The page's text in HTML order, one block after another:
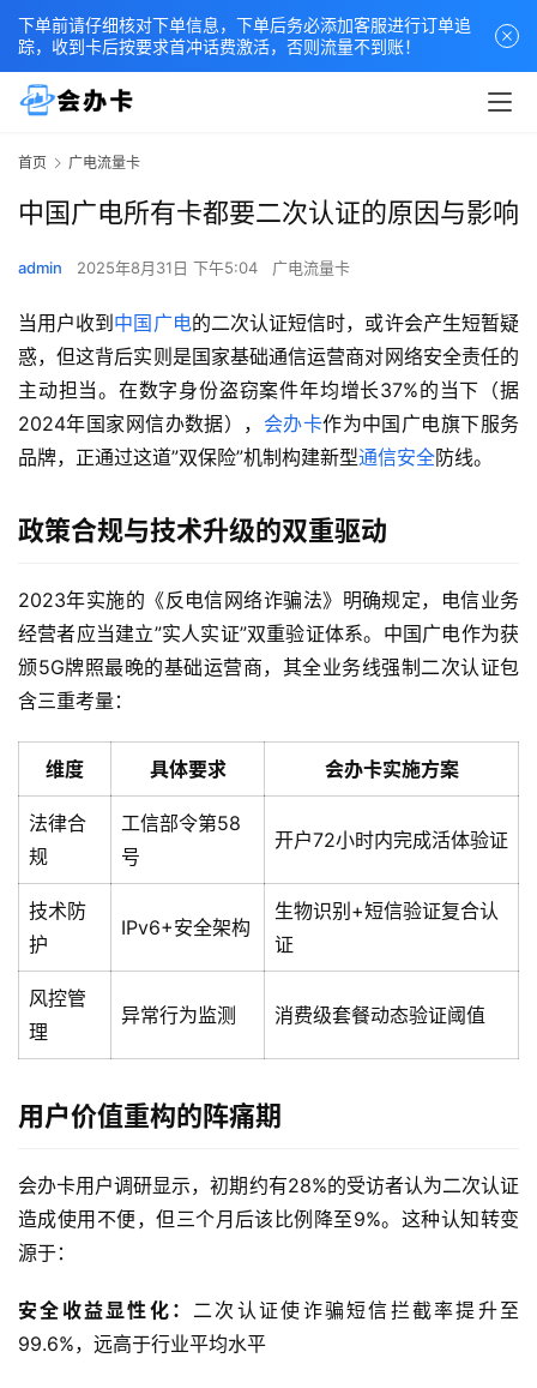
首页 广电流量卡
中国广电所有卡都要二次认证的原因与影响
admin 2025年8月31日 下午5:04 广电流量卡
当用户收到 中国广电的二次认证短信时，或许会产生短暂疑
惑，但这背后实则是国家基础通信运营商对网络安全责任的
主动担当。在数字身份盗窃案件年均增长37%的当下（据
2024年国家网信办数据）， 会办卡作为中国广电旗下服务
品牌，正通过这道”双保险”机制构建新型通信安全防线。
政策合规与技术升级的双重驱动
2023年实施的《反电信网络诈骗法》明确规定，电信业务
经营者应当建立”实人实证”双重验证体系。中国广电作为获
颁5G牌照最晚的基础运营商，其全业务线强制二次认证包
含三重考量：
维度 具体要求 会办卡实施方案
法律合
规
工信部令第58
号
开户72小时内完成活体验证
技术防
护
IPv6+安全架构
生物识别+短信验证复合认
证
风控管
理
异常行为监测 消费级套餐动态验证阈值
用户价值重构的阵痛期
会办卡用户调研显示，初期约有28%的受访者认为二次认证
造成使用不便，但三个月后该比例降至9%。这种认知转变
源于：
安全收益显性化： 二次认证使诈骗短信拦截率提升至
99.6%，远高于行业平均水平
下单前请仔细核对下单信息，下单后务必添加客服进行订单追
踪，收到卡后按要求首冲话费激活，否则流量不到账！